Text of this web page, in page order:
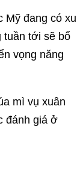
Mỹ đang có xu
tuần tới sẽ bổ
vọng năng
mì vụ xuân
đánh giá ở